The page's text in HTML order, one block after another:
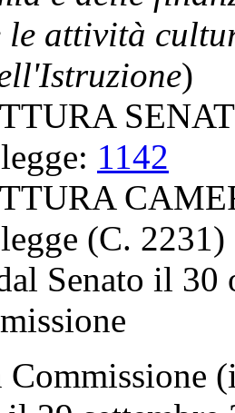
le attività
)
1142
(C. 2231)
Senato il 30
Commissione